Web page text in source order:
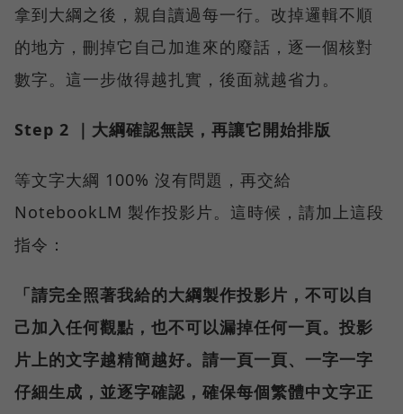
拿到大綱之後，親自讀過每一行。改掉邏輯不順
的地方，刪掉它自己加進來的廢話，逐一個核對
數字。這一步做得越扎實，後面就越省力。
Step 2 ｜大綱確認無誤，再讓它開始排版
等文字大綱 100% 沒有問題，再交給
NotebookLM 製作投影片。這時候，請加上這段
指令：
「請完全照著我給的大綱製作投影片，不可以自
己加入任何觀點，也不可以漏掉任何一頁。投影
片上的文字越精簡越好。請一頁一頁、一字一字
仔細生成，並逐字確認，確保每個繁體中文字正